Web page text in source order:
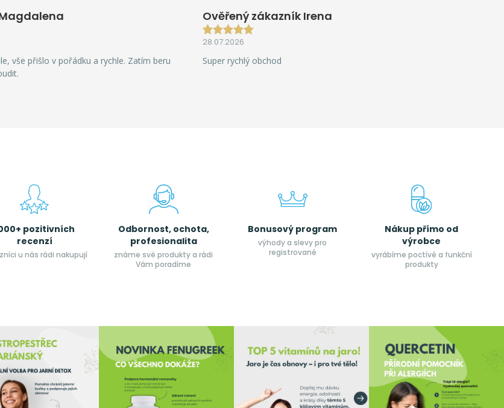
vše přišlo v pořádku a rychle. Zatím beru
Ověřený zákazník Irena
28.07.2026
Super rychlý obchod
pozitivních
recenzí
u nás rádi nakupují
Odbornost, ochota,
profesionalita
známe své produkty a rádi
Vám poradíme
Bonusový program
výhody a slevy pro
registrované
Nákup přímo od
výrobce
vyrábíme poctívé a funkční
produkty